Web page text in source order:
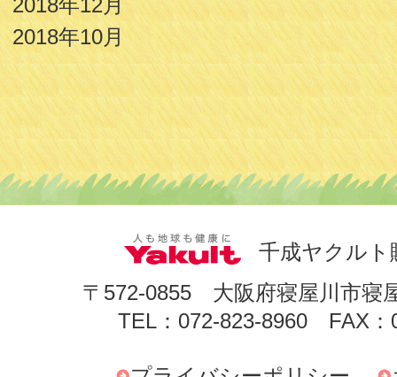
2018年12月
2018年10月
千成ヤクルト
〒572-0855 大阪府寝屋川市寝
TEL：072-823-8960 FAX：